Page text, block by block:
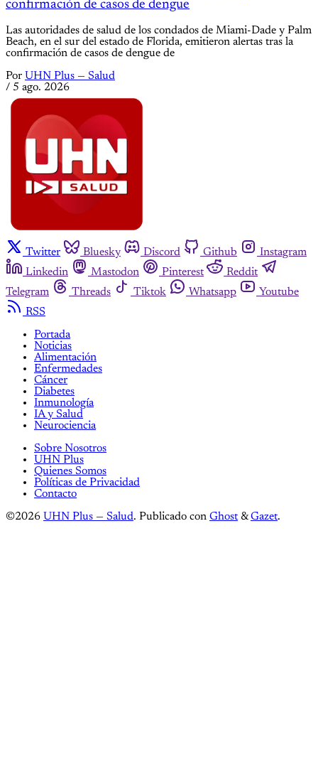
confirmación de casos de dengue
Las autoridades de salud de los condados de Miami-Dade y Palm
Beach, en el sur del estado de Florida, emitieron alertas tras la
confirmación de casos de dengue de
Por UHN Plus — Salud
/ 5 ago. 2026
Twitter Bluesky Discord Github
Instagram
Linkedin
Mastodon Pinterest
Reddit
Telegram
Threads Tiktok Whatsapp
Youtube
RSS
Portada
Noticias
Alimentación
Enfermedades
Cáncer
Diabetes
Inmunología
IA y Salud
Neurociencia
Sobre Nosotros
UHN Plus
Quienes Somos
Políticas de Privacidad
Contacto
©2026 UHN Plus — Salud. Publicado con Ghost &Gazet.